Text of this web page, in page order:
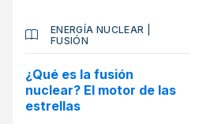
ENERGÍA NUCLEAR
FUSIÓN
¿Qué es la fusión
nuclear? El motor de las
estrellas